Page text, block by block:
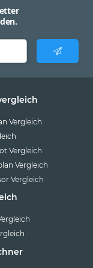
Vergleich
Vergleich
Vergleich
Vergleich